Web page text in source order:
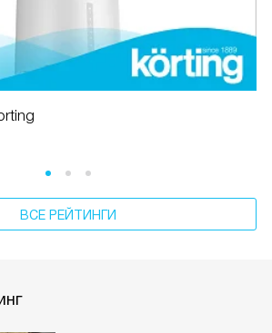
ВСЕ РЕЙТИНГИ